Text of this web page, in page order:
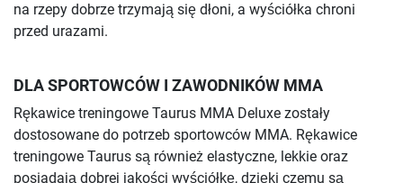
na rzepy dobrze trzymają się dłoni, a wyściółka chroni
przed urazami.
DLA SPORTOWCÓW I ZAWODNIKÓW MMA
Rękawice treningowe Taurus MMA Deluxe zostały
dostosowane do potrzeb sportowców MMA. Rękawice
treningowe Taurus są również elastyczne, lekkie oraz
posiadają dobrej jakości wyściółkę, dzięki czemu są